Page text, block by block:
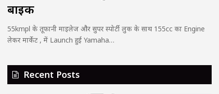
बाइक
55kmpl के तूफानी माइलेज और सुपर स्पोर्टी लुक के साथ 155cc का Engine
लेकर मार्केट , में Launch हुई Yamaha…
Recent Posts